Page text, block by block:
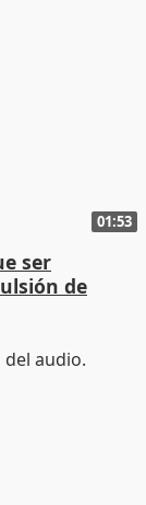
01:53
ser
de